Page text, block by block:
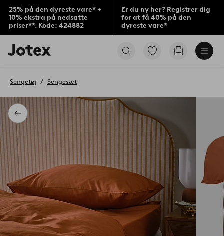
25% på den dyreste vare* +
10% ekstra på nedsatte
priser**. Kode: 424882
Er du ny her? Registrer dig
for at få 40% på den
dyreste vare*
Jotex
logo
til
Gå
Gå
Tilbage
Sengetøj Sengesæt